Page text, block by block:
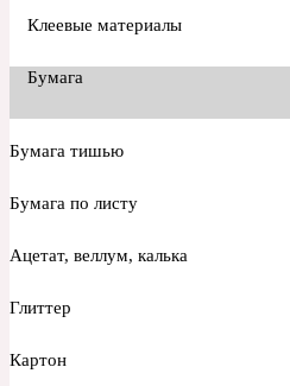
Клеевые материалы
Бумага
Бумага тишью
Бумага по листу
Ацетат, веллум, калька
Глиттер
Картон